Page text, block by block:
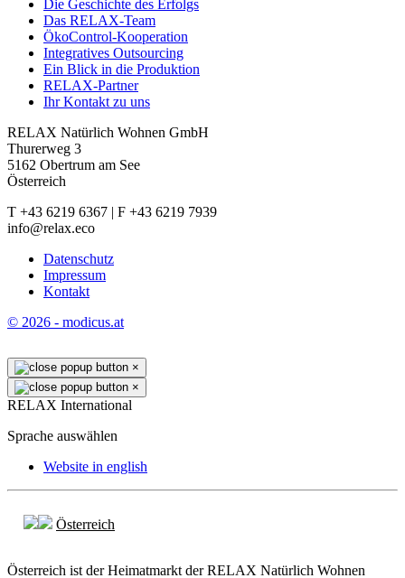
Die Geschichte des Erfolgs
Das RELAX-Team
ÖkoControl-Kooperation
Integratives Outsourcing
Ein Blick in die Produktion
RELAX-Partner
Ihr Kontakt zu uns
RELAX Natürlich Wohnen GmbH
Thurerweg 3
5162 Obertrum am See
Österreich
T +43 6219 6367 | F +43 6219 7939
info@relax.eco
Datenschutz
Impressum
Kontakt
© 2026 - modicus.at
×
×
RELAX International
Sprache auswählen
Website in english
Österreich
Österreich ist der Heimatmarkt der RELAX Natürlich Wohnen